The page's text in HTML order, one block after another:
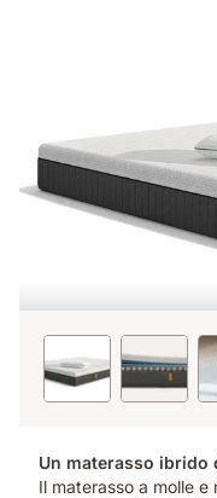
Un materasso
Il materasso a molle